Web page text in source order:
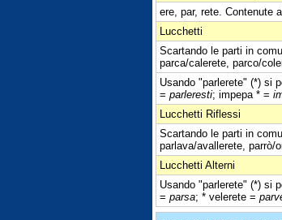
ere, par, rete. Contenute
Lucchetti
Scartando le parti in
parca/calerete, parco/
Usando "parlerete" (*) si
= parleresti; impepa * =
Lucchetti Riflessi
Scartando le parti in
parlava/avallerete, parrò/
Lucchetti Alterni
Usando "parlerete" (*) si
= parsa; * velerete =